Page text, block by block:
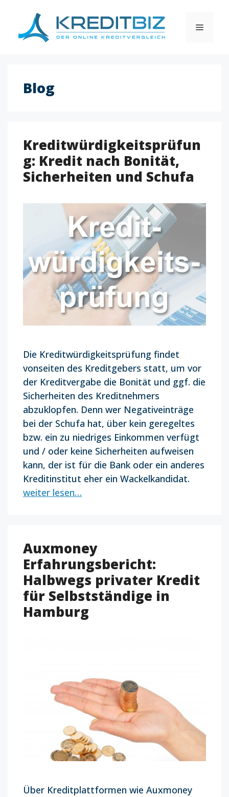
content
MENU
Blog
Kreditwürdigkeitsprüfun
g: Kredit nach Bonität,
Sicherheiten und Schufa
Die Kreditwürdigkeitsprüfung findet
vonseiten des Kreditgebers statt, um vor
der Kreditvergabe die Bonität und ggf. die
Sicherheiten des Kreditnehmers
abzuklopfen. Denn wer Negativeinträge
bei der Schufa hat, über kein geregeltes
bzw. ein zu niedriges Einkommen verfügt
und / oder keine Sicherheiten aufweisen
kann, der ist für die Bank oder ein anderes
Kreditinstitut eher ein Wackelkandidat.
weiter lesen…
Auxmoney
Erfahrungsbericht:
Halbwegs privater Kredit
für Selbstständige in
Hamburg
Über Kreditplattformen wie Auxmoney